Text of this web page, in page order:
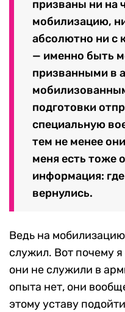
призваны ни на
мобилизацию,
абсолютно ни с
— именно быть
призванными в
подготовки
специальную
тем не менее
меня есть тоже
информация:
вернулись.
Ведь на
служил. Вот почему
они не служили в
опыта нет, они
этому уставу